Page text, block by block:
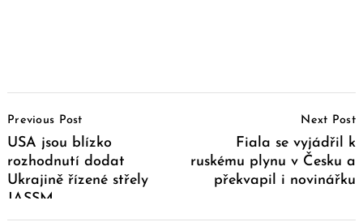
Navigation
Previous Post
USA jsou blízko
rozhodnutí dodat
Ukrajině řízené střely
JASSM
Next Post
Fiala se vyjádřil k
ruskému plynu v Česku a
překvapil i novinářku